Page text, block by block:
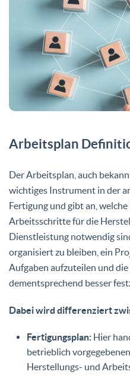
Arbeitsplan
Der Arbeitsplan, auch
wichtiges Instrument in der
Fertigung und gibt an, welche
Arbeitsschritte für die
Dienstleistung notwendig
organisiert zu bleiben, ein
Aufgaben aufzuteilen und
dementsprechend besser
Dabei wird differenziert
Fertigungsplan: Hier
betrieblich
Herstellungs- und